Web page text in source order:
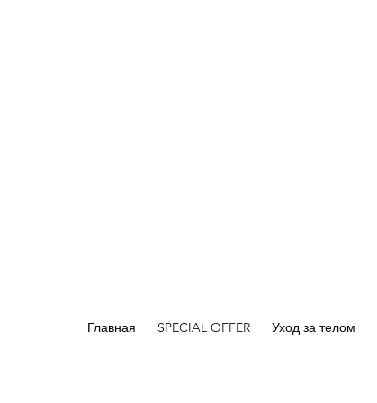
Главная SPECIAL OFFER Уход за телом